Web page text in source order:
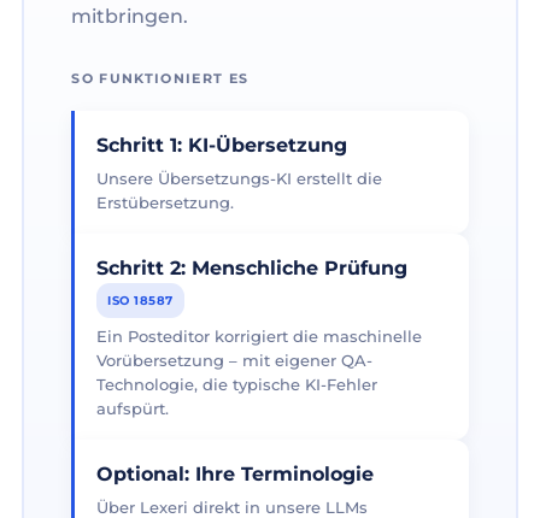
mitbringen.
SO FUNKTIONIERT ES
Schritt 1: KI-Übersetzung
Unsere Übersetzungs-KI erstellt die
Erstübersetzung.
Schritt 2: Menschliche Prüfung
ISO 18587
Ein Posteditor korrigiert die maschinelle
Vorübersetzung – mit eigener QA-
Technologie, die typische KI-Fehler
aufspürt.
Optional: Ihre Terminologie
Über Lexeri direkt in unsere LLMs